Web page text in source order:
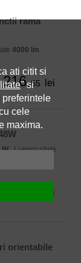
rama
4000 lm
216,55 lei
W, Luminozitate
lei
orientabile
ati citit si
" si
cele
maxima.